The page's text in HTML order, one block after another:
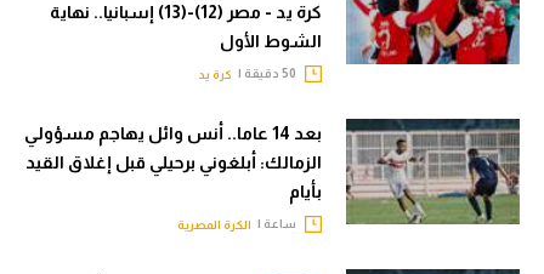
كرة يد - مصر (12)-(13) إسبانيا.. نهاية
الشوط الأول
كرة يد
بعد 14 عاما.. أنس وائل يهاجم مسؤولي
الزمالك: أبلغوني برحيلي قبل إغلاق القيد
بأيام
ساعة | الكرة المصرية